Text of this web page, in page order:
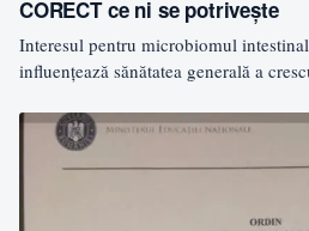
CORECT ce ni se potrivește
Interesul pentru microbiomul
influențează sănătatea generală a